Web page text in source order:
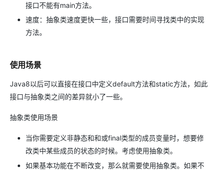
接口不能有main方法。
速度：抽象类速度更快一些，接口需要时间寻找类中的实现
方法。
使用场景
Java8以后可以直接在接口中定义default方法和static方法，如此
接口与抽象类之间的差异就小了一些。
抽象类使用场景
当你需要定义非静态和和或final类型的成员变量时，想要修
改类中某些成员的状态的时候。考虑使用抽象类。
如果基本功能在不断改变，那么就需要使用抽象类。如果不